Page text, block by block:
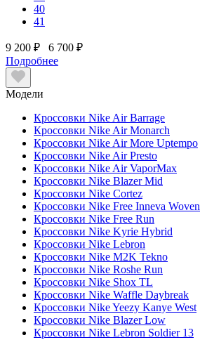
40
41
9 200 ₽
6 700 ₽
Подробнее
Модели
Кроссовки Nike Air Barrage
Кроссовки Nike Air Monarch
Кроссовки Nike Air More Uptempo
Кроссовки Nike Air Presto
Кроссовки Nike Air VaporMax
Кроссовки Nike Blazer Mid
Кроссовки Nike Cortez
Кроссовки Nike Free Inneva Woven
Кроссовки Nike Free Run
Кроссовки Nike Kyrie Hybrid
Кроссовки Nike Lebron
Кроссовки Nike M2K Tekno
Кроссовки Nike Roshe Run
Кроссовки Nike Shox TL
Кроссовки Nike Waffle Daybreak
Кроссовки Nike Yeezy Kanye West
Кроссовки Nike Blazer Low
Кроссовки Nike Lebron Soldier 13